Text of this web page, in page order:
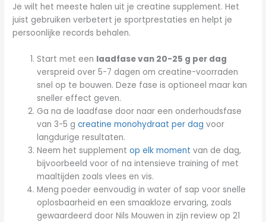
Je wilt het meeste halen uit je creatine supplement. Het
juist gebruiken verbetert je sportprestaties en helpt je
persoonlijke records behalen.
Start met een laadfase van 20-25 g per dag
verspreid over 5-7 dagen om creatine-voorraden
snel op te bouwen. Deze fase is optioneel maar kan
sneller effect geven.
Ga na de laadfase door naar een onderhoudsfase
van 3-5 gcreatine monohydraat per dag voor
langdurige resultaten.
Neem het supplementop elk moment van de dag,
bijvoorbeeld voor of na intensieve training of met
maaltijden zoals vlees en vis.
Meng poeder eenvoudig in water of sap voor snelle
oplosbaarheid en een smaakloze ervaring, zoals
gewaardeerd door Nils Mouwen in zijn review op 21